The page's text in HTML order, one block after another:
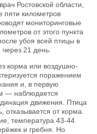
Ростовской области,
пяти километров
мониторинговые
от этого пункта
убоя всей птицы в
21 день.
корма или воздушно-
поражением
и, в первую
— наблюдается
движения. Птица
отказывается от корма.
температура 43-44
и гребня. Но